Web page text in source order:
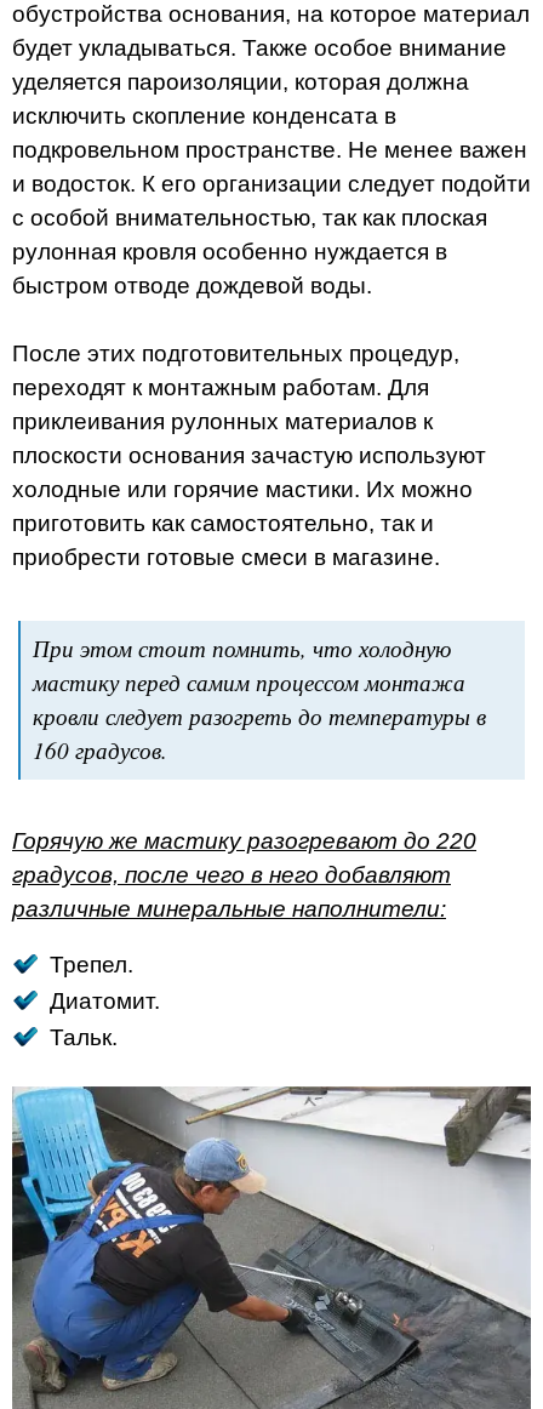
обустройства основания, на которое материал
будет укладываться. Также особое внимание
уделяется пароизоляции, которая должна
исключить скопление конденсата в
подкровельном пространстве. Не менее важен
и водосток. К его организации следует подойти
с особой внимательностью, так как плоская
рулонная кровля особенно нуждается в
быстром отводе дождевой воды.
После этих подготовительных процедур,
переходят к монтажным работам. Для
приклеивания рулонных материалов к
плоскости основания зачастую используют
холодные или горячие мастики. Их можно
приготовить как самостоятельно, так и
приобрести готовые смеси в магазине.
При этом стоит помнить, что холодную
мастику перед самим процессом монтажа
кровли следует разогреть до температуры в
160 градусов.
Горячую же мастику разогревают до 220
градусов, после чего в него добавляют
различные минеральные наполнители:
Трепел.
Диатомит.
Тальк.